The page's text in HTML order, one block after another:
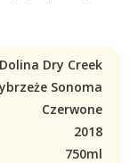
Dolina Dry Creek
Sonoma
Czerwone
2018
750ml